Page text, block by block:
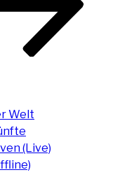
Welt
(Live)